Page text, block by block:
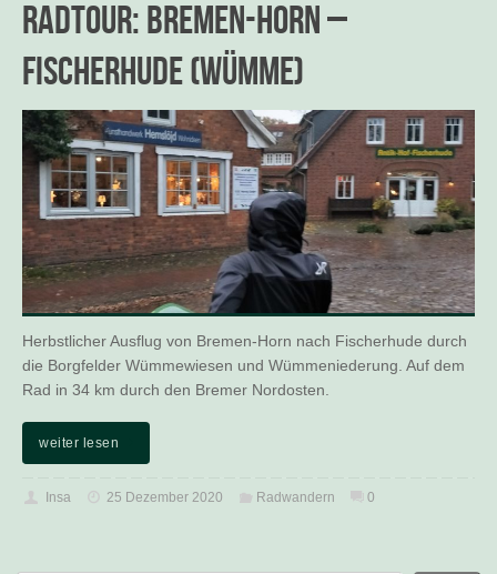
Radtour: Bremen-Horn –
Fischerhude (Wümme)
Herbstlicher Ausflug von Bremen-Horn nach Fischerhude durch
die Borgfelder Wümmewiesen und Wümmeniederung. Auf dem
Rad in 34 km durch den Bremer Nordosten.
weiter lesen
Insa 25 Dezember 2020 Radwandern 0